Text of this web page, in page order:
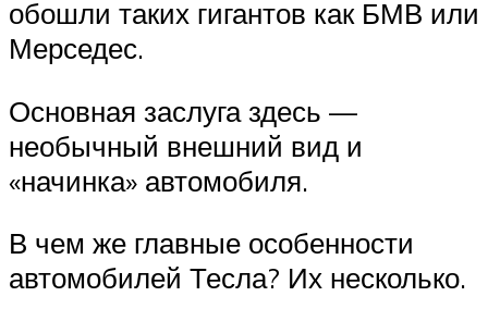
обошли таких гигантов как БМВ или
Мерседес.
Основная заслуга здесь —
необычный внешний вид и
«начинка» автомобиля.
В чем же главные особенности
автомобилей Тесла? Их несколько.